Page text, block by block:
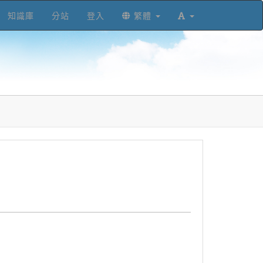
知識庫 分站 登入 繁體